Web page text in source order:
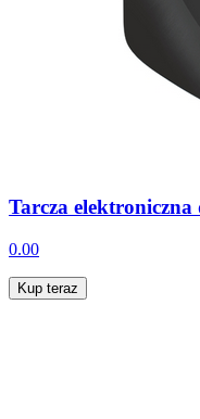
Tarcza
0.00
Kup teraz